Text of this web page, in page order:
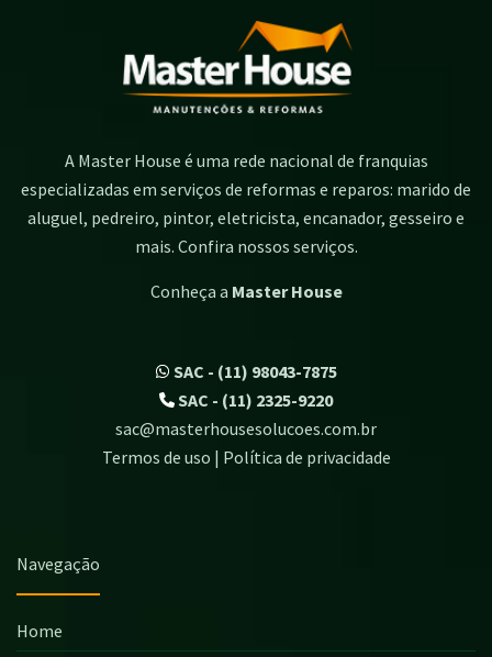
A Master House é uma rede nacional de franquias
especializadas em serviços de reformas e reparos: marido de
aluguel, pedreiro, pintor, eletricista, encanador, gesseiro e
mais. Confira nossos serviços.
Conheça a Master House
SAC - (11) 98043-7875
SAC - (11) 2325-9220
sac@masterhousesolucoes.com.br
Termos de uso | Política de privacidade
Navegação
Home